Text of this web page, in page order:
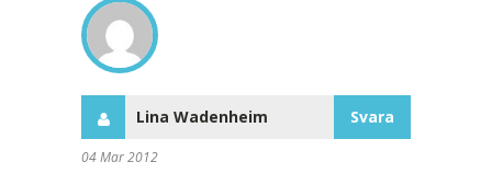
Lina Wadenheim
04 Mar 2012
Svara